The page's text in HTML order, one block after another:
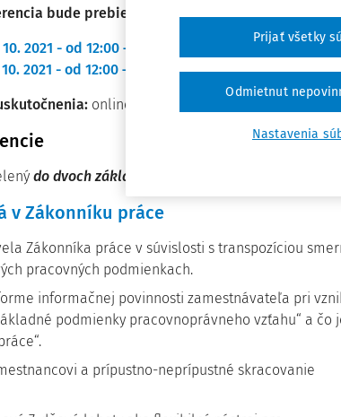
bude prebiehať počas dvoch dní
2021 - od 12:00 – 15:30 hod.
10. 2021 - od 12:00 – 15:30 hod.
online cez MS Teams
do dvoch základných tematických oblastí
v Zákonníku práce
Zákonníka práce v súvislosti s transpozíciou
pracovných podmienkach.
informačnej povinnosti zamestnávateľa pri
podmienky pracovnoprávneho vzťahu“ a čo
a prípustno-neprípustné skracovanie
Nastavenia
Odmietnut
Prijať všetky